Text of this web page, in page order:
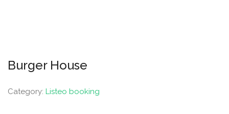
Burger House
Category: Listeo booking